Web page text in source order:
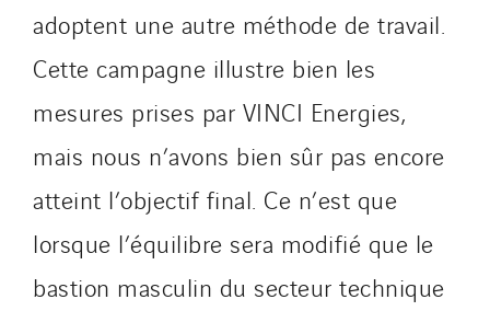
adoptent une autre méthode de travail.
Cette campagne illustre bien les
mesures prises par VINCI Energies,
mais nous n’avons bien sûr pas encore
atteint l’objectif final. Ce n’est que
lorsque l’équilibre sera modifié que le
bastion masculin du secteur technique